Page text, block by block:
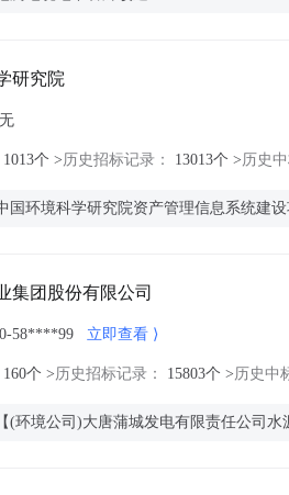
研究院
1013个 >历史招标记录： 13013个 >历史
国环境科学研究院资产管理信息系统建
集团股份有限公司
58****99 立即查看
160个 >历史招标记录： 15803个 >历史中
【(环境公司)大唐蒲城发电有限责任公司